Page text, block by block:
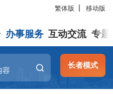
繁体版 移动版
办事服务 互动交流 专题
长者模式